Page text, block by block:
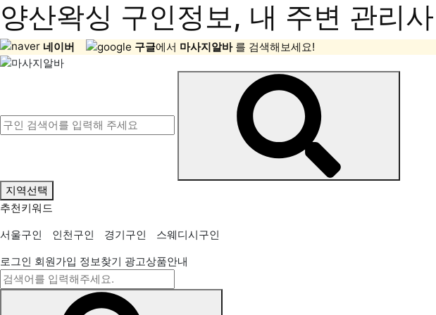
양산왁싱 구인정보, 내 주변 관리
네이버 구글에서 마사지알바 를 검색해보세요!
지역선택
추천키워드
서울구인
인천구인 경기구인
스웨디시구인
로그인 회원가입 정보찾기 광고상품안내